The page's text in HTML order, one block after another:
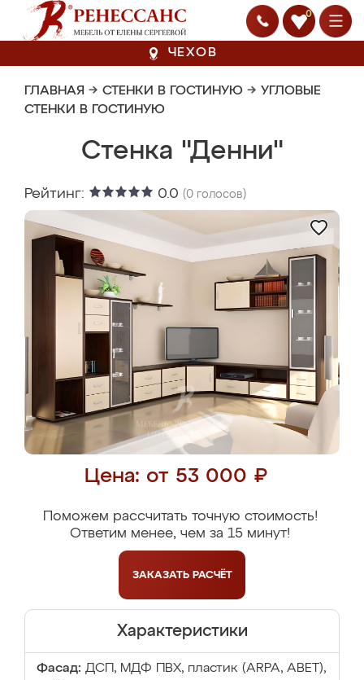
0
ЧЕХОВ
ГЛАВНАЯ → СТЕНКИ В ГОСТИНУЮ → УГЛОВЫЕ
СТЕНКИ В ГОСТИНУЮ
Стенка "Денни"
Рейтинг: 0.0 (0 голосов)
Цена: от 53 000 ₽
Поможем рассчитать точную стоимость!
Ответим менее, чем за 15 минут!
ЗАКАЗАТЬ РАСЧЁТ
Характеристики
Фасад: ДСП, МДФ ПВХ, пластик (ARPA, ABET),